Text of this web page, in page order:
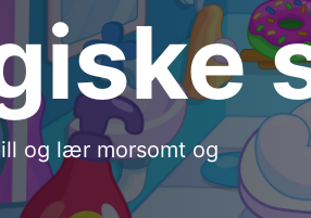
og lær morsomt og